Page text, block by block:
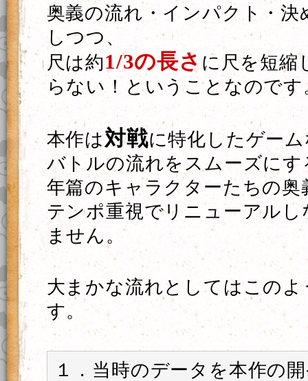
奥義の流れ・インパクト・決
しつつ、
尺は約1/3の長さ に尺を短縮
らない！ということなのです
本作は対戦に特化したゲー
バトルの流れをスムーズに
年篇のキャラクターたちの奥
テンポ重視でリニューアル
ません。
大まかな流れとしてはこの
す。
１．当時のデータを本作の